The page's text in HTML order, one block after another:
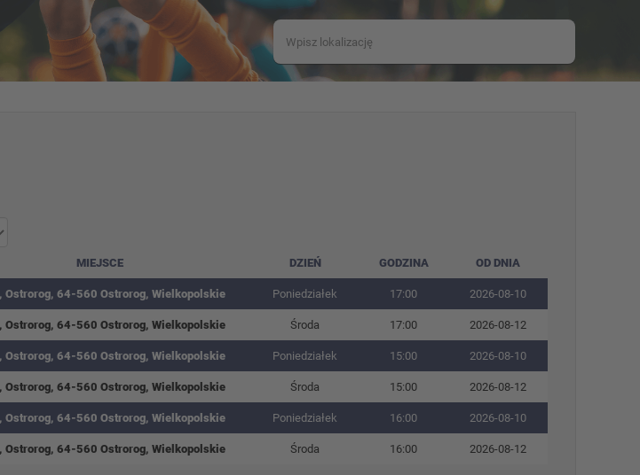
MIEJSCE DZIEŃ GODZINA OD DNIA
Ostrorog, 64-560 Ostrorog, Wielkopolskie Poniedziałek 17:00 2026-08-10
Ostrorog, 64-560 Ostrorog, Wielkopolskie Środa 17:00 2026-08-12
Ostrorog, 64-560 Ostrorog, Wielkopolskie Poniedziałek 15:00 2026-08-10
Ostrorog, 64-560 Ostrorog, Wielkopolskie Środa 15:00 2026-08-12
Ostrorog, 64-560 Ostrorog, Wielkopolskie Poniedziałek 16:00 2026-08-10
Ostrorog, 64-560 Ostrorog, Wielkopolskie Środa 16:00 2026-08-12